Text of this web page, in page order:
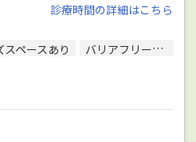
診療時間の詳細はこちら
スペースあり バリアフリー対応